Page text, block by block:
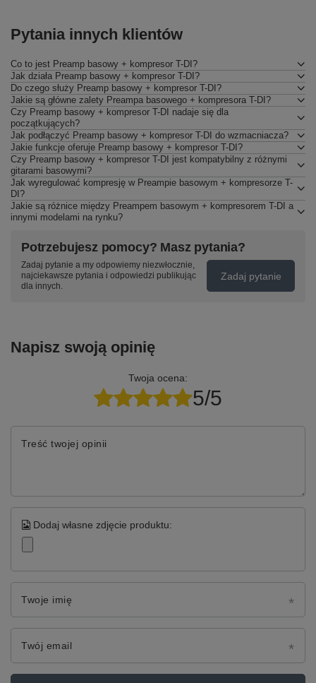
Pytania innych klientów
Co to jest Preamp basowy + kompresor T-DI?
Jak działa Preamp basowy + kompresor T-DI?
Do czego służy Preamp basowy + kompresor T-DI?
Jakie są główne zalety Preampa basowego + kompresora T-DI?
Czy Preamp basowy + kompresor T-DI nadaje się dla
początkujących?
Jak podłączyć Preamp basowy + kompresor T-DI do wzmacniacza?
Jakie funkcje oferuje Preamp basowy + kompresor T-DI?
Czy Preamp basowy + kompresor T-DI jest kompatybilny z różnymi
gitarami basowymi?
Jak wyregulować kompresję w Preampie basowym + kompresorze T-
DI?
Jakie są różnice między Preampem basowym + kompresorem T-DI a
innymi modelami na rynku?
Potrzebujesz pomocy? Masz pytania?
Zadaj pytanie a my odpowiemy niezwłocznie,
najciekawsze pytania i odpowiedzi publikując
dla innych.
Zadaj pytanie
Napisz swoją opinię
Twoja ocena:
5/5
Treść twojej opinii
Dodaj własne zdjęcie produktu:
Twoje imię
Twój email